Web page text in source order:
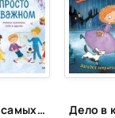
Самопомощь для самых маленьких